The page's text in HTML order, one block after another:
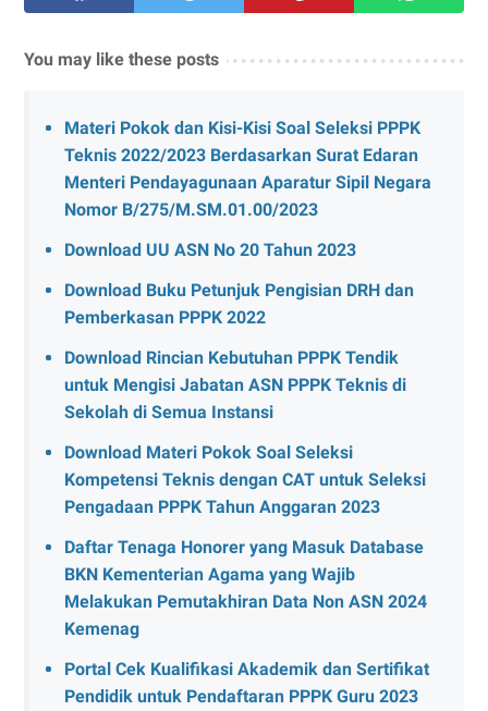
You may like these posts
Materi Pokok dan Kisi-Kisi Soal Seleksi PPPK
Teknis 2022/2023 Berdasarkan Surat Edaran
Menteri Pendayagunaan Aparatur Sipil Negara
Nomor B/275/M.SM.01.00/2023
Download UU ASN No 20 Tahun 2023
Download Buku Petunjuk Pengisian DRH dan
Pemberkasan PPPK 2022
Download Rincian Kebutuhan PPPK Tendik
untuk Mengisi Jabatan ASN PPPK Teknis di
Sekolah di Semua Instansi
Download Materi Pokok Soal Seleksi
Kompetensi Teknis dengan CAT untuk Seleksi
Pengadaan PPPK Tahun Anggaran 2023
Daftar Tenaga Honorer yang Masuk Database
BKN Kementerian Agama yang Wajib
Melakukan Pemutakhiran Data Non ASN 2024
Kemenag
Portal Cek Kualifikasi Akademik dan Sertifikat
Pendidik untuk Pendaftaran PPPK Guru 2023